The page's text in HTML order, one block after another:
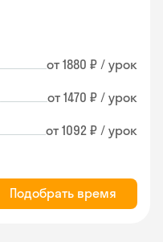
от 1880 ₽ / урок
от 1470 ₽ / урок
от 1092 ₽ / урок
Подобрать время